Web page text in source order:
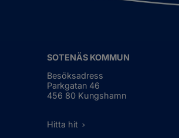
SOTENÄS KOMMUN
Besöksadress
Parkgatan 46
456 80 Kungshamn
Hitta hit